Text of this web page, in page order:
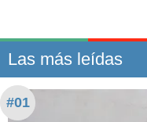
Las más leídas
#01